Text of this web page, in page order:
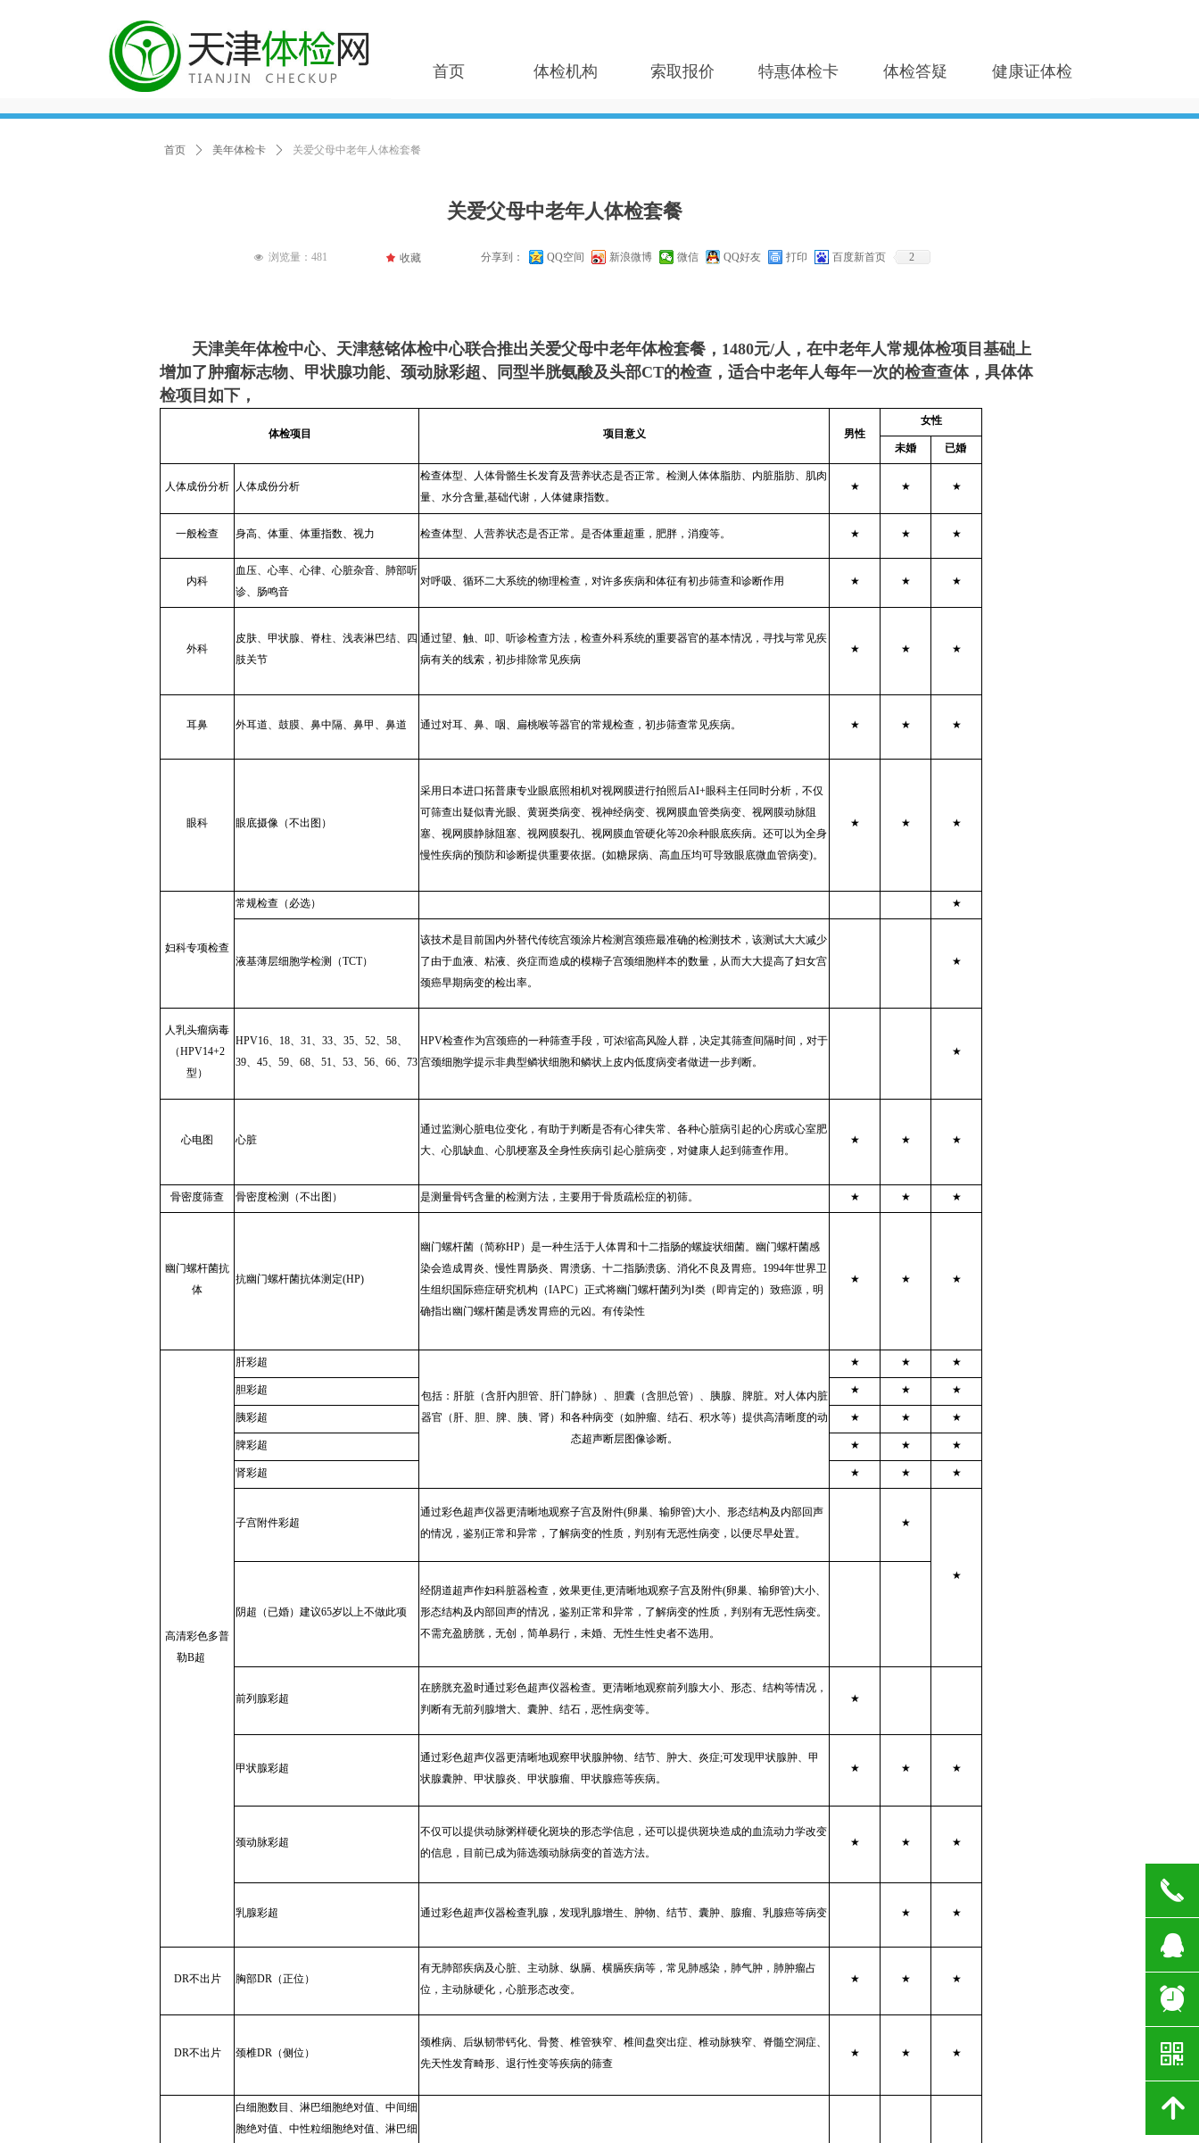
首页 体检机构 索取报价 特惠体检卡 体检答疑 健康证体检
首页 ꄲ 美年体检卡 ꄲ 关爱父母中老年人体检套餐
넶 浏览量： 481
关爱父母中老年人体检套餐
天津美年体检中心、天津慈铭体检中心联合推出关爱父母中老年体检套餐，1480元/人，在中老年人常规体检项目基础上
增加了肿瘤标志物、甲状腺功能、颈动脉彩超、同型半胱氨酸及头部CT的检查，适合中老年人每年一次的检查查体，具体体
检项目如下，
体检项目 项目意义 男性
女性
未婚 已婚
人体成份分析 人体成份分析
检查体型、人体骨骼生长发育及营养状态是否正常。检测人体体脂肪、内脏脂肪、肌肉
量、水分含量,基础代谢，人体健康指数。
★ ★ ★
一般检查 身高、体重、体重指数、视力 检查体型、人营养状态是否正常。是否体重超重，肥胖，消瘦等。 ★ ★ ★
内科
血压、心率、心律、心脏杂音、肺部听
诊、肠鸣音
对呼吸、循环二大系统的物理检查，对许多疾病和体征有初步筛查和诊断作用 ★ ★ ★
外科
皮肤、甲状腺、脊柱、浅表淋巴结、四
肢关节
通过望、触、叩、听诊检查方法，检查外科系统的重要器官的基本情况，寻找与常见疾
病有关的线索，初步排除常见疾病
★ ★ ★
耳鼻 外耳道、鼓膜、鼻中隔、鼻甲、鼻道 通过对耳、鼻、咽、扁桃喉等器官的常规检查，初步筛查常见疾病。 ★ ★ ★
眼科 眼底摄像（不出图）
采用日本进口拓普康专业眼底照相机对视网膜进行拍照后AI+眼科主任同时分析，不仅
可筛查出疑似青光眼、黄斑类病变、视神经病变、视网膜血管类病变、视网膜动脉阻
塞、视网膜静脉阻塞、视网膜裂孔、视网膜血管硬化等20余种眼底疾病。还可以为全身
慢性疾病的预防和诊断提供重要依据。(如糖尿病、高血压均可导致眼底微血管病变)。
★ ★ ★
妇科专项检查
常规检查（必选） ★
液基薄层细胞学检测（TCT）
该技术是目前国内外替代传统宫颈涂片检测宫颈癌最准确的检测技术，该测试大大减少
了由于血液、粘液、炎症而造成的模糊子宫颈细胞样本的数量，从而大大提高了妇女宫
颈癌早期病变的检出率。
★
人乳头瘤病毒
（HPV14+2
型）
HPV16、18、31、33、35、52、58、
39、45、59、68、51、53、56、66、73
HPV检查作为宫颈癌的一种筛查手段，可浓缩高风险人群，决定其筛查间隔时间，对于
宫颈细胞学提示非典型鳞状细胞和鳞状上皮内低度病变者做进一步判断。
★
心电图 心脏
通过监测心脏电位变化，有助于判断是否有心律失常、各种心脏病引起的心房或心室肥
大、心肌缺血、心肌梗塞及全身性疾病引起心脏病变，对健康人起到筛查作用。
★ ★ ★
骨密度筛查 骨密度检测（不出图） 是测量骨钙含量的检测方法，主要用于骨质疏松症的初筛。 ★ ★ ★
幽门螺杆菌抗
体
抗幽门螺杆菌抗体测定(HP)
幽门螺杆菌（简称HP）是一种生活于人体胃和十二指肠的螺旋状细菌。幽门螺杆菌感
染会造成胃炎、慢性胃肠炎、胃溃疡、十二指肠溃疡、消化不良及胃癌。1994年世界卫
生组织国际癌症研究机构（IAPC）正式将幽门螺杆菌列为Ⅰ类（即肯定的）致癌源，明
确指出幽门螺杆菌是诱发胃癌的元凶。有传染性
★ ★ ★
高清彩色多普
勒B超
肝彩超
包括：肝脏（含肝內胆管、肝门静脉）、胆囊（含胆总管）、胰腺、脾脏。对人体内脏
器官（肝、胆、脾、胰、肾）和各种病变（如肿瘤、结石、积水等）提供高清晰度的动
态超声断层图像诊断。
★ ★ ★
胆彩超 ★ ★ ★
胰彩超 ★ ★ ★
脾彩超 ★ ★ ★
肾彩超 ★ ★ ★
子宫附件彩超
通过彩色超声仪器更清晰地观察子宫及附件(卵巢、输卵管)大小、形态结构及内部回声
的情况，鉴别正常和异常，了解病变的性质，判别有无恶性病变，以便尽早处置。
★
★
阴超（已婚）建议65岁以上不做此项
经阴道超声作妇科脏器检查，效果更佳,更清晰地观察子宫及附件(卵巢、输卵管)大小、
形态结构及内部回声的情况，鉴别正常和异常，了解病变的性质，判别有无恶性病变。
不需充盈膀胱，无创，简单易行，未婚、无性生性史者不选用。
前列腺彩超
在膀胱充盈时通过彩色超声仪器检查。更清晰地观察前列腺大小、形态、结构等情况，
判断有无前列腺增大、囊肿、结石，恶性病变等。
★
甲状腺彩超
通过彩色超声仪器更清晰地观察甲状腺肿物、结节、肿大、炎症;可发现甲状腺肿、甲
状腺囊肿、甲状腺炎、甲状腺瘤、甲状腺癌等疾病。
★ ★ ★
颈动脉彩超
不仅可以提供动脉粥样硬化斑块的形态学信息，还可以提供斑块造成的血流动力学改变
的信息，目前已成为筛选颈动脉病变的首选方法。
★ ★ ★
乳腺彩超 通过彩色超声仪器检查乳腺，发现乳腺增生、肿物、结节、囊肿、腺瘤、乳腺癌等病变 ★ ★
DR不出片 胸部DR（正位）
有无肺部疾病及心脏、主动脉、纵膈、横膈疾病等，常见肺感染，肺气肿，肺肿瘤占
位，主动脉硬化，心脏形态改变。
★ ★ ★
DR不出片 颈椎DR（侧位）
颈椎病、后纵韧带钙化、骨赘、椎管狭窄、椎间盘突出症、椎动脉狭窄、脊髓空洞症、
先天性发育畸形、退行性变等疾病的筛查
★ ★ ★
白细胞数目、淋巴细胞绝对值、中间细
胞绝对值、中性粒细胞绝对值、淋巴细
끄 收藏 分享到： QQ空间 新浪微博 微信 QQ好友 打印 百度新首页 2
끅
뀩
뀥
낃
녕